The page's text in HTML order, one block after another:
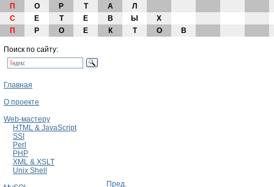
П О Р Т А
Л
С
Е Т Е В Ы
Х
П
Р О Е К Т О В
Поиск по сайту:
Главная
О проекте
Web-мастеру
HTML & JavaScript
SSI
Perl
PHP
XML & XSLT
Unix Shell
Пред.